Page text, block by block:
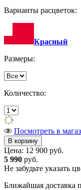
Варианты расцветок:
Красный
Размеры:
Количество:
Посмотреть в
Цена: 12 900 руб.
5 990 руб.
Не забудьте указать
Ближайшая